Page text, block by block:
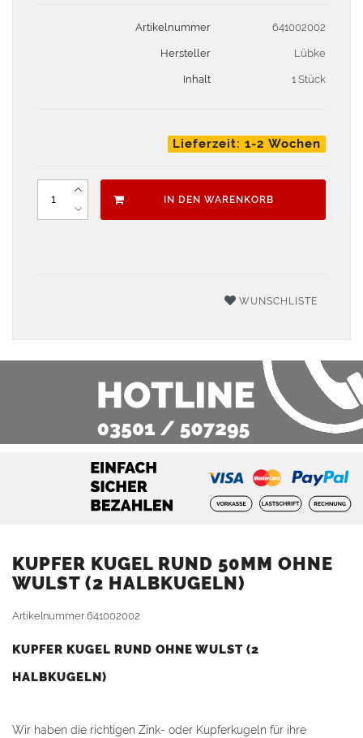
Artikelnummer 641002002
Hersteller Lübke
Inhalt 1 Stück
Lieferzeit: 1-2 Wochen
IN DEN WARENKORB
WUNSCHLISTE
KUPFER KUGEL RUND 50MM OHNE
WULST (2 HALBKUGELN)
Artikelnummer641002002
KUPFER KUGEL RUND OHNE WULST (2
HALBKUGELN)
Wir haben die richtigen Zink- oder Kupferkugeln für ihre